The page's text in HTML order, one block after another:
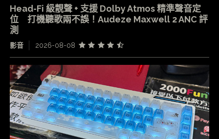
Head-Fi 級靚聲 + 支援 Dolby Atmos 精準聲音定
位 打機聽歌兩不誤！Audeze Maxwell 2 ANC 評
測
影音 2026-08-08